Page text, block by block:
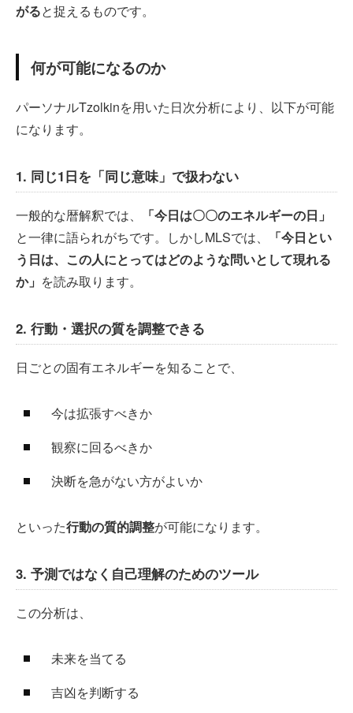
がると捉えるものです。
何が可能になるのか
パーソナルTzolkinを用いた日次分析により、以下が可能
になります。
1. 同じ1日を「同じ意味」で扱わない
一般的な暦解釈では、
「今日は〇〇のエネルギーの日」
と一律に語られがちです。しかしMLSでは、
「今日とい
う日は、この人にとってはどのような問いとして現れる
か」 を読み取ります。
2. 行動・選択の質を調整できる
日ごとの固有エネルギーを知ることで、
今は拡張すべきか
観察に回るべきか
決断を急がない方がよいか
といった行動の質的調整が可能になります。
3. 予測ではなく自己理解のためのツール
この分析は、
未来を当てる
吉凶を判断する